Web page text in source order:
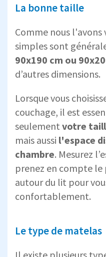
La bonne taille
Comme nous
simples sont
90x190 cm ou
d’autres dimensions.
Lorsque vous
couchage, il est
seulement votre
mais aussi l'espace
chambre. Mesurez
prenez en compte le
autour du lit pour
confortablement.
Le type de matelas